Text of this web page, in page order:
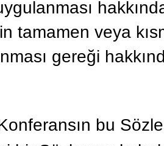
tamamen veya
gereği
bu